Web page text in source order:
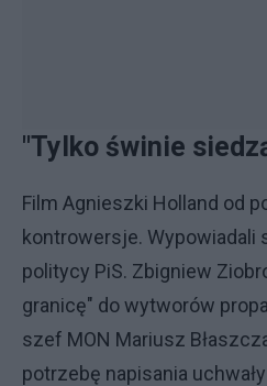
"Tylko świnie
Film Agnieszki Holland od
kontrowersje. Wypowiadali
politycy PiS. Zbigniew
granicę" do wytworów
szef MON Mariusz
potrzebę napisania